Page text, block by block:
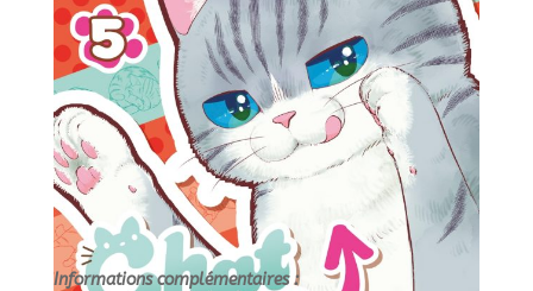
Informations complémentaires :